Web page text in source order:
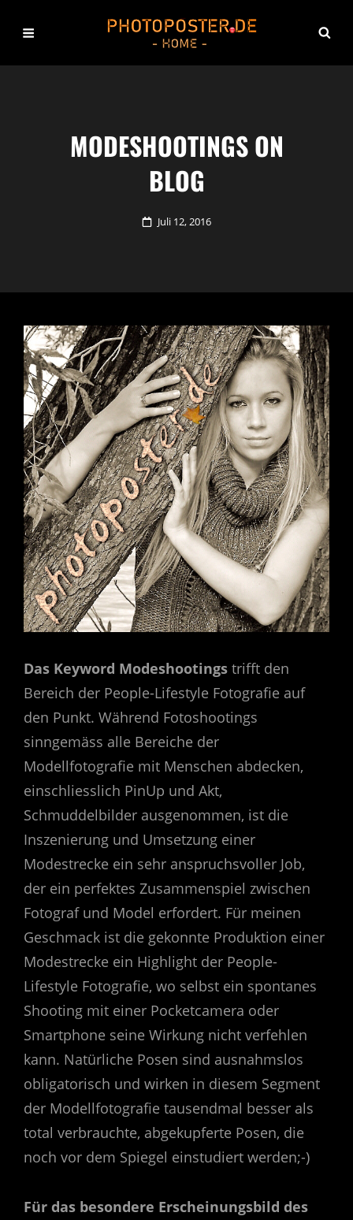
MODESHOOTINGS ON
BLOG
Posted
Juli 12, 2016
Das Keyword Modeshootings trifft den
Bereich der People-Lifestyle Fotografie auf
den Punkt. Während Fotoshootings
sinngemäss alle Bereiche der
Modellfotografie mit Menschen abdecken,
einschliesslich PinUp und Akt,
Schmuddelbilder ausgenommen, ist die
Inszenierung und Umsetzung einer
Modestrecke ein sehr anspruchsvoller Job,
der ein perfektes Zusammenspiel zwischen
Fotograf und Model erfordert. Für meinen
Geschmack ist die gekonnte Produktion einer
Modestrecke ein Highlight der People-
Lifestyle Fotografie, wo selbst ein spontanes
Shooting mit einer Pocketcamera oder
Smartphone seine Wirkung nicht verfehlen
kann. Natürliche Posen sind ausnahmslos
obligatorisch und wirken in diesem Segment
der Modellfotografie tausendmal besser als
total verbrauchte, abgekupferte Posen, die
noch vor dem Spiegel einstudiert werden;-)
Für das besondere Erscheinungsbild des